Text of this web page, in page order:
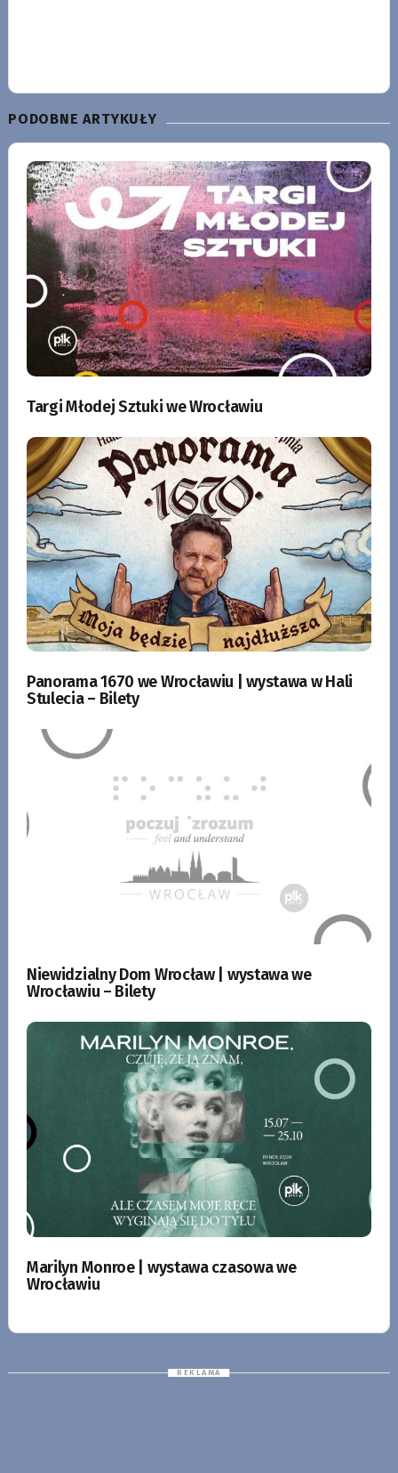
PODOBNE ARTYKUŁY
Targi Młodej Sztuki we Wrocławiu
Panorama 1670 we Wrocławiu | wystawa w Hali
Stulecia – Bilety
Niewidzialny Dom Wrocław | wystawa we
Wrocławiu – Bilety
Marilyn Monroe | wystawa czasowa we
Wrocławiu